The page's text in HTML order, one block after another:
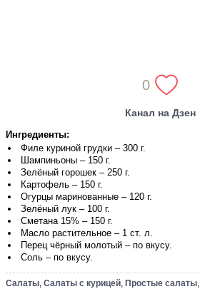
0
Канал на Дзен
Ингредиенты:
Филе куриной грудки – 300 г.
Шампиньоны – 150 г.
Зелёный горошек – 250 г.
Картофель – 150 г.
Огурцы маринованные – 120 г.
Зелёный лук – 100 г.
Сметана 15% – 150 г.
Масло растительное – 1 ст. л.
Перец чёрный молотый – по вкусу.
Соль – по вкусу.
Салаты, Салаты с курицей, Простые салаты,